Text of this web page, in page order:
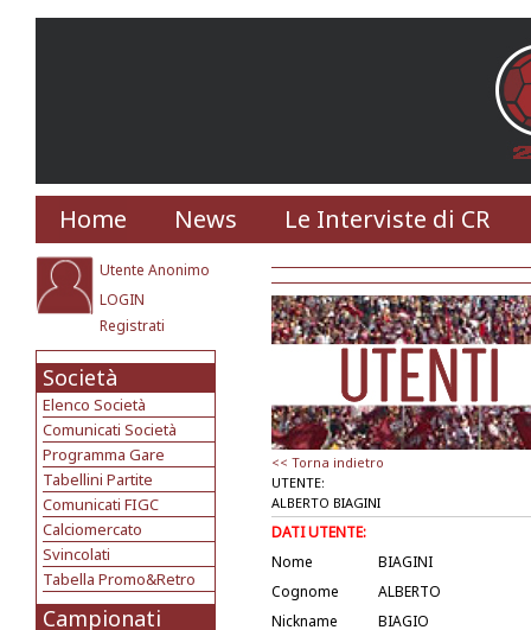
Home News Le Interviste di CR
Utente Anonimo
LOGIN
Registrati
Società
Elenco Società
Comunicati Società
Programma Gare
Tabellini Partite
Comunicati FIGC
Calciomercato
Svincolati
Tabella Promo&Retro
Campionati
<< Torna indietro
UTENTE:
ALBERTO BIAGINI
DATI UTENTE:
Nome
BIAGINI
Cognome
ALBERTO
Nickname
BIAGIO